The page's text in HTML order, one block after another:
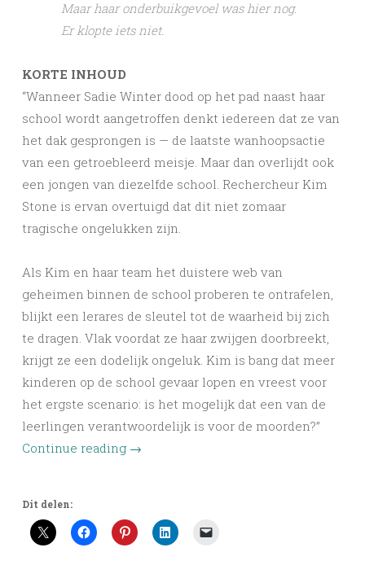
Maar haar onderbuikgevoel was hier nog.
Er klopte iets niet.
KORTE INHOUD
“Wanneer Sadie Winter dood op het pad naast haar
school wordt aangetroffen denkt iedereen dat ze van
het dak gesprongen is — de laatste wanhoopsactie
van een getroebleerd meisje. Maar dan overlijdt ook
een jongen van diezelfde school. Rechercheur Kim
Stone is ervan overtuigd dat dit niet zomaar
tragische ongelukken zijn.
Als Kim en haar team het duistere web van
geheimen binnen de school proberen te ontrafelen,
blijkt een lerares de sleutel tot de waarheid bij zich
te dragen. Vlak voordat ze haar zwijgen doorbreekt,
krijgt ze een dodelijk ongeluk. Kim is bang dat meer
kinderen op de school gevaar lopen en vreest voor
het ergste scenario: is het mogelijk dat een van de
leerlingen verantwoordelijk is voor de moorden?”
Continue reading →
Dit delen: